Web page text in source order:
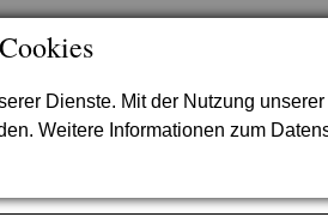
Dienste. Mit der Nutzung
Weitere Informationen zum